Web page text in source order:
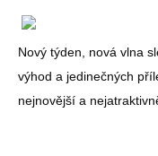
Nový týden, nová vlna
výhod a jedinečných
nejnovější a